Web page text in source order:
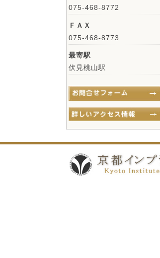
075-468-8772
ＦＡＸ
075-468-8773
最寄駅
伏見桃山駅